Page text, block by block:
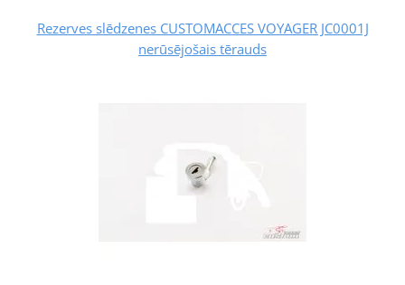
Rezerves slēdzenes CUSTOMACCES VOYAGER JC0001J
nerūsējošais tērauds